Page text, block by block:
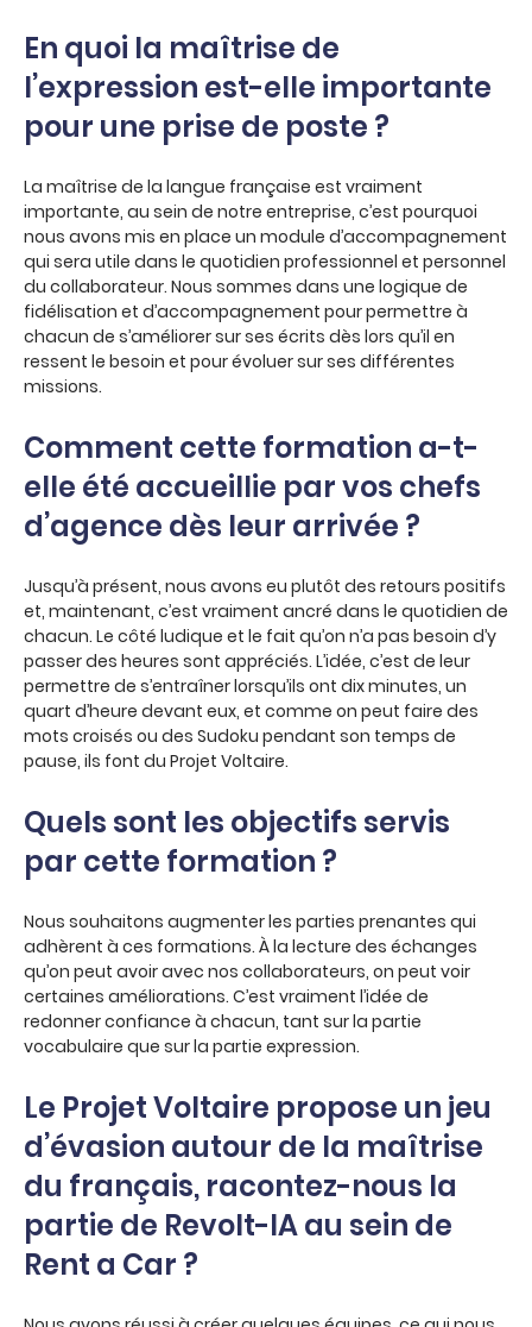
En quoi la maîtrise de
l’expression est-elle importante
pour une prise de poste ?
La maîtrise de la langue française est vraiment
importante, au sein de notre entreprise, c’est pourquoi
nous avons mis en place un module d’accompagnement
qui sera utile dans le quotidien professionnel et personnel
du collaborateur. Nous sommes dans une logique de
fidélisation et d’accompagnement pour permettre à
chacun de s’améliorer sur ses écrits dès lors qu’il en
ressent le besoin et pour évoluer sur ses différentes
missions.
Comment cette formation a-t-
elle été accueillie par vos chefs
d’agence dès leur arrivée ?
Jusqu’à présent, nous avons eu plutôt des retours positifs
et, maintenant, c’est vraiment ancré dans le quotidien de
chacun. Le côté ludique et le fait qu’on n’a pas besoin d’y
passer des heures sont appréciés. L’idée, c’est de leur
permettre de s’entraîner lorsqu’ils ont dix minutes, un
quart d’heure devant eux, et comme on peut faire des
mots croisés ou des Sudoku pendant son temps de
pause, ils font du Projet Voltaire.
Quels sont les objectifs servis
par cette formation ?
Nous souhaitons augmenter les parties prenantes qui
adhèrent à ces formations. À la lecture des échanges
qu’on peut avoir avec nos collaborateurs, on peut voir
certaines améliorations. C’est vraiment l’idée de
redonner confiance à chacun, tant sur la partie
vocabulaire que sur la partie expression.
Le Projet Voltaire propose un jeu
d’évasion autour de la maîtrise
du français, racontez-nous la
partie de Revolt-IA au sein de
Rent a Car ?